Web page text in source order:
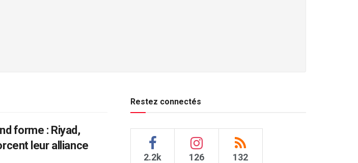
forme : Riyad,
leur alliance
Restez connectés
2.2k 126 132